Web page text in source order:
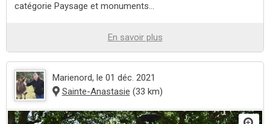
catégorie Paysage et monuments...
En savoir plus
Marienord, le 01 déc. 2021
Sainte-Anastasie (33 km)